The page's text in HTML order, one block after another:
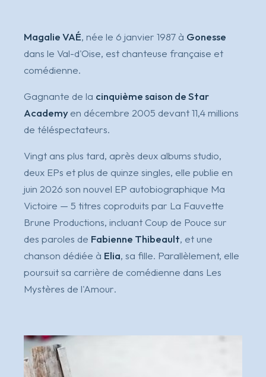
Magalie VAÉ, née le 6 janvier 1987 à Gonesse
dans le Val-d'Oise, est chanteuse française et
comédienne.
Gagnante de la cinquième saison de Star
Academyen décembre 2005 devant 11,4 millions
de téléspectateurs.
Vingt ans plus tard, après deux albums studio,
deux EPs et plus de quinze singles, elle publie en
juin 2026 son nouvel EP autobiographique Ma
Victoire — 5 titres coproduits par La Fauvette
Brune Productions, incluant Coup de Pouce sur
des paroles de Fabienne Thibeault, et une
chanson dédiée à Elia, sa fille. Parallèlement, elle
poursuit sa carrière de comédienne dans Les
Mystères de l'Amour.